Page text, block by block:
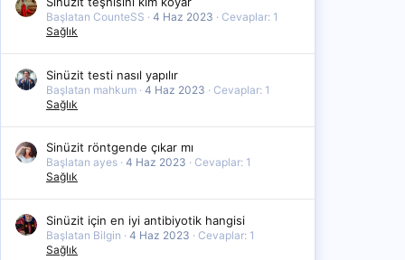
Başlatan CounteSS 4 Haz 2023
Cevaplar: 1
Sağlık
Sinüzit testi nasıl yapılır
Başlatan mahkum 4 Haz 2023
Cevaplar: 1
Sağlık
Sinüzit röntgende çıkar mı
Başlatan ayes 4 Haz 2023
Cevaplar: 1
Sağlık
Sinüzit için en iyi antibiyotik hangisi
Başlatan Bilgin 4 Haz 2023
Cevaplar: 1
Sağlık